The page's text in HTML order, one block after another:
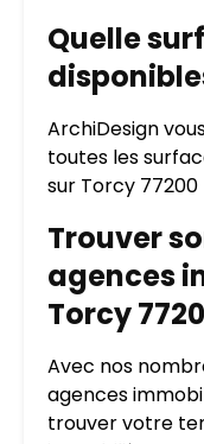
Quelle
ArchiDesign
toutes les
sur Torcy 77200
Trouver
agences
Torcy
Avec nos
agences
trouver votre